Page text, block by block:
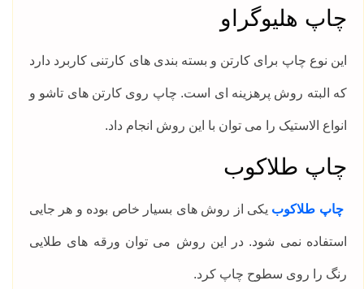
چاپ هلیوگراو
این نوع چاپ برای کارتن و بسته بندی های کارتنی کاربرد دارد
که البته روش پرهزینه ای است. چاپ روی کارتن های تاشو و
انواع الاستیک را می توان با این روش انجام داد.
چاپ طلاکوب
چاپ طلاکوب یکی از روش های بسیار خاص بوده و هر جایی
استفاده نمی شود. در این روش می توان ورقه های طلایی
رنگ را روی سطوح چاپ کرد.